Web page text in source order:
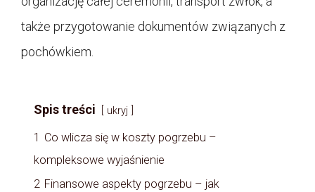
także przygotowanie dokumentów związanych z
pochówkiem.
Spis treści ukryj
1 Co wlicza się w koszty pogrzebu –
kompleksowe wyjaśnienie
2 Finansowe aspekty pogrzebu – jak